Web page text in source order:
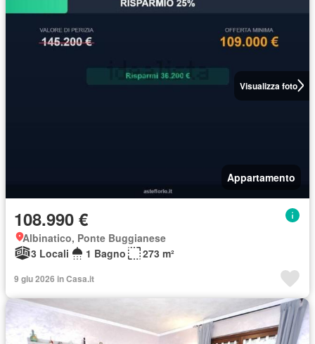
Visualizza foto
Appartamento
108.990 €
Albinatico, Ponte Buggianese
3 Locali
1 Bagno 273 m²
9 giu 2026 in Casa.it